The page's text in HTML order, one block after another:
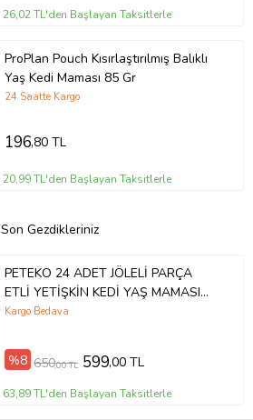
26,02 TL'den Başlayan Taksitlerle
ProPlan Pouch Kısırlaştırılmış Balıklı
Yaş Kedi Maması 85 Gr
24 Saatte Kargo
196,80 TL
20,99 TL'den Başlayan Taksitlerle
Son Gezdikleriniz
PETEKO 24 ADET JÖLELİ PARÇA
ETLİ YETİŞKİN KEDİ YAŞ MAMASI
KUZULU
Kargo Bedava
%8 650,00 TL 599,00 TL
63,89 TL'den Başlayan Taksitlerle